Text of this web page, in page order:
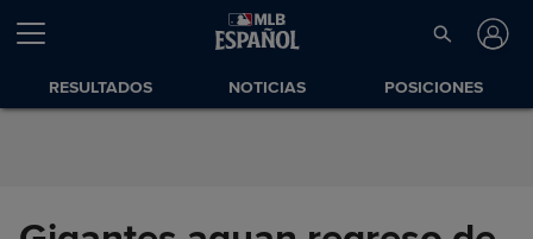
Saltar al Contenido
RESULTADOS NOTICIAS POSICIONES